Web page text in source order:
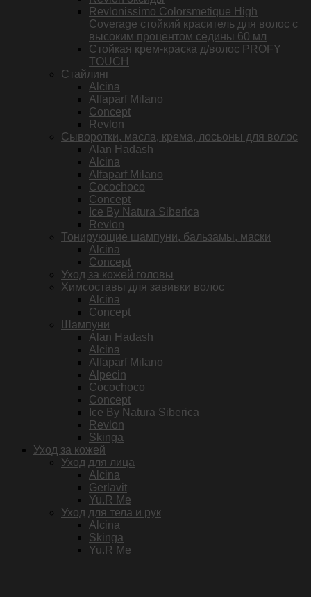
Revlonissimo Colorsmetique High
Coverage стойкий краситель для волос с
высоким процентом седины 60 мл
Стойкая крем-краска д/волос PROFY
TOUCH
Стайлинг
Alcina
Alfaparf Milano
Concept
Revlon
Сыворотки, масла, крема, лосьоны для волос
Alan Hadash
Alcina
Alfaparf Milano
Cocochoco
Concept
Ice By Natura Siberica
Revlon
Тонирующие шампуни, бальзамы, маски
Alcina
Concept
Уход за кожей головы
Химсоставы для завивки волос
Alcina
Concept
Шампуни
Alan Hadash
Alcina
Alfaparf Milano
Alpecin
Cocochoco
Concept
Ice By Natura Siberica
Revlon
Skinga
Уход за кожей
Уход для лица
Alcina
Gerlavit
Yu.R Me
Уход для тела и рук
Alcina
Skinga
Yu.R Me